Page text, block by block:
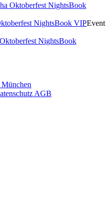
Oktoberfest NightsBook
NightsBook VIPEvent
NightsBook
AGB